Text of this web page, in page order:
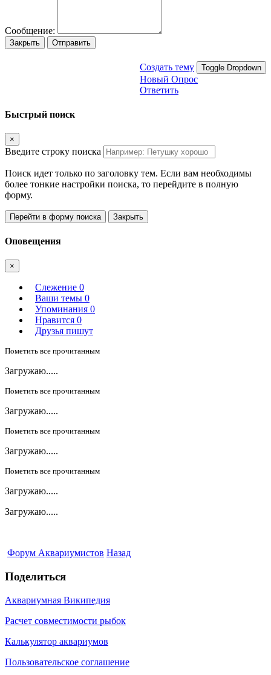
Сообщение:
Закрыть Отправить
Создать тему Toggle Dropdown
Новый Опрос
Ответить
Быстрый поиск
×
Введите строку поиска
Поиск идет только по заголовку тем. Если вам необходимы
более тонкие настройки поиска, то перейдите в полную
форму.
Перейти в форму поиска Закрыть
Оповещения
×
Слежение 0
Ваши темы 0
Упоминания 0
Нравится 0
Друзья пишут
Пометить все прочитанным
Загружаю.....
Пометить все прочитанным
Загружаю.....
Пометить все прочитанным
Загружаю.....
Пометить все прочитанным
Загружаю.....
Загружаю.....
Форум Аквариумистов Назад
Поделиться
Аквариумная Википедия
Расчет совместимости рыбок
Калькулятор аквариумов
Пользовательское соглашение